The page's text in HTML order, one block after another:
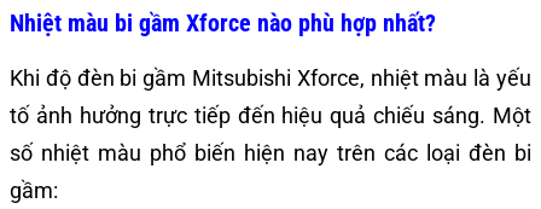
Nhiệt màu bi gầm Xforce nào phù hợp nhất?
Khi độ đèn bi gầm Mitsubishi Xforce, nhiệt màu là yếu
tố ảnh hưởng trực tiếp đến hiệu quả chiếu sáng. Một
số nhiệt màu phổ biến hiện nay trên các loại đèn bi
gầm: